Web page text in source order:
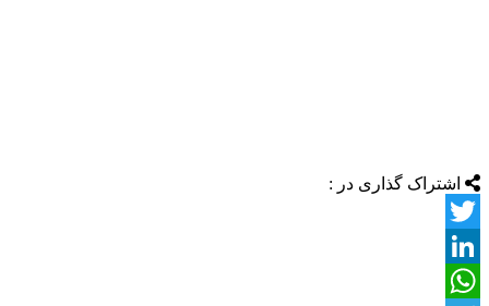
اشتراک گذاری در :
Twitter
LinkedIn